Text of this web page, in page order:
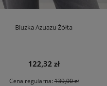
Bluzka Azuazu Żółta
122,32 zł
Cena regularna:139,00 zł